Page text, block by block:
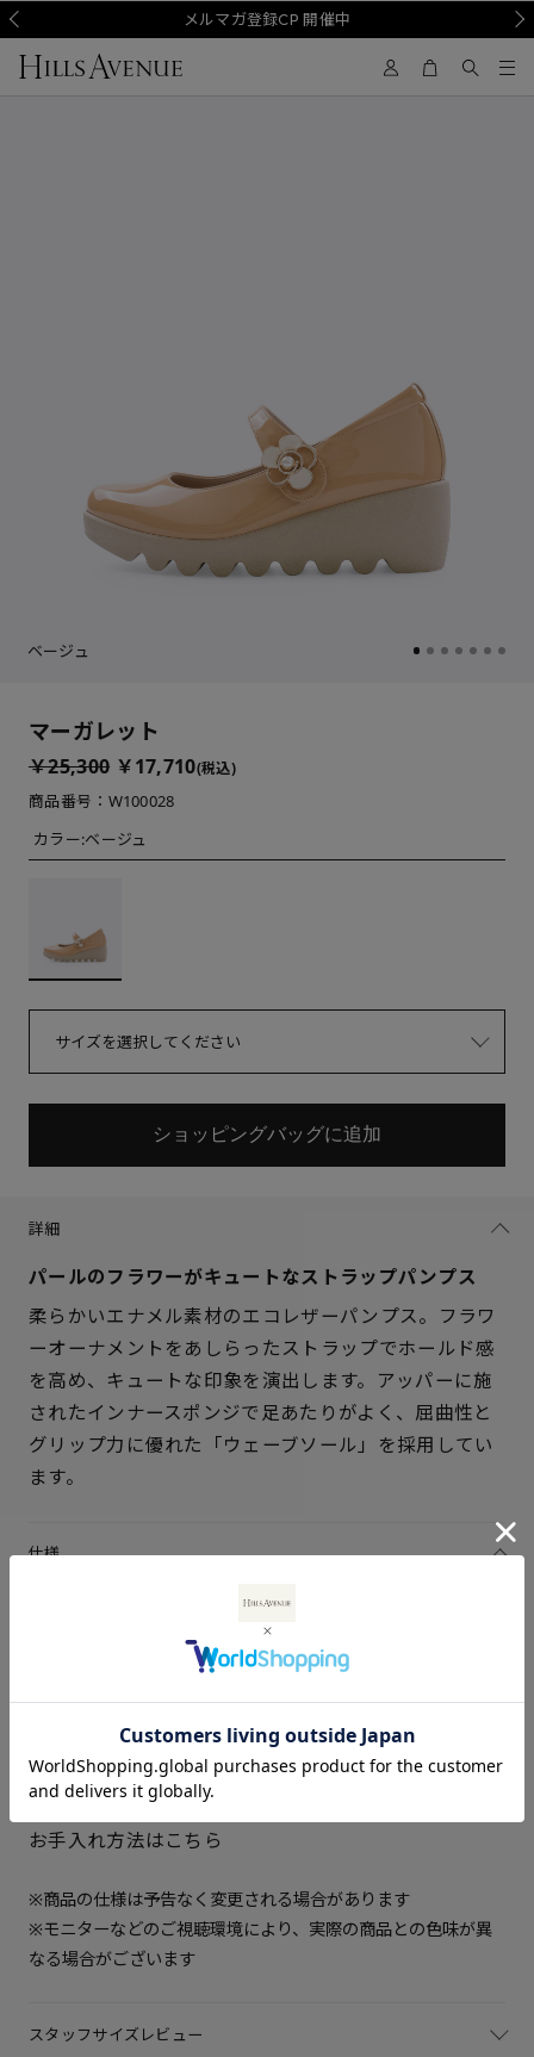
メルマガ登録CP 開催中
ベージュ
マーガレット
￥25,300 ￥17,710(税込)
商品番号：W100028
カラー:ベージュ
サイズを選択してください
サイズを選択してください
21.5cm
22cm
× 在庫なし
× 在庫なし
24cm × 在庫なし
24.5cm × 在庫なし
25cm ○ 在庫あり
ショッピングバッグに追加
詳細
パールのフラワーがキュートなストラップパンプス
柔らかいエナメル素材のエコレザーパンプス。フラワ
ーオーナメントをあしらったストラップでホールド感
を高め、キュートな印象を演出します。アッパーに施
されたインナースポンジで足あたりがよく、屈曲性と
グリップ力に優れた「ウェーブソール」を採用してい
ます。
仕様
ブラック：人工皮革
ベージュ：合成皮革
合成皮革
重さ（片足）
約260ｇ（サイズにより多少の
差異あり）
生産国
日本製
お手入れ方法はこちら
※商品の仕様は予告なく変更される場合があります
※モニターなどのご視聴環境により、実際の商品との色味が異
なる場合がございます
スタッフサイズレビュー